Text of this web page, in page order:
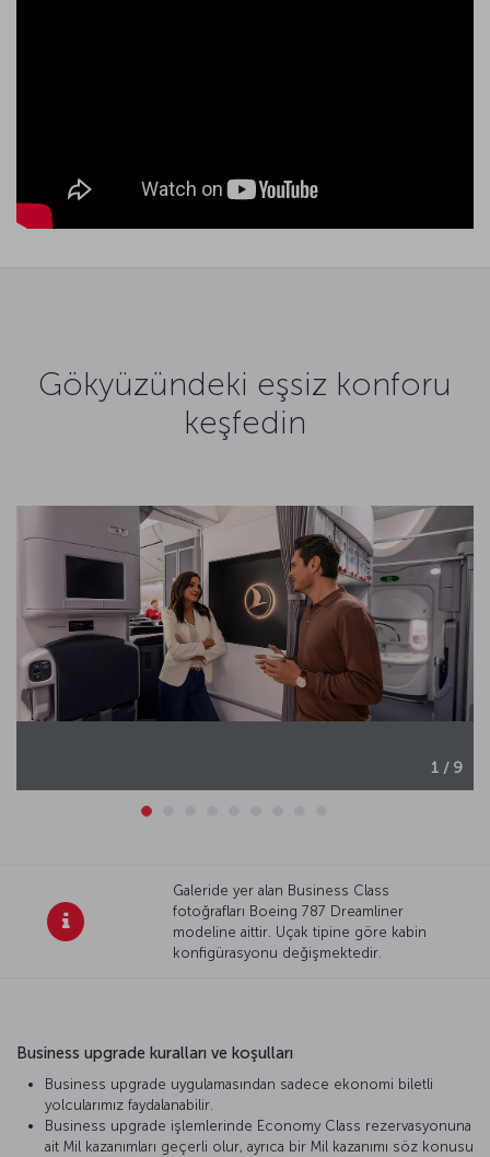
Gökyüzündeki eşsiz konforu
keşfedin
1 / 9
Galeride yer alan Business Class
fotoğrafları Boeing 787 Dreamliner
modeline aittir. Uçak tipine göre kabin
konfigürasyonu değişmektedir.
Business upgrade kuralları ve koşulları
Business upgrade uygulamasından sadece ekonomi biletli
yolcularımız faydalanabilir.
Business upgrade işlemlerinde Economy Class rezervasyonuna
ait Mil kazanımları geçerli olur, ayrıca bir Mil kazanımı söz konusu